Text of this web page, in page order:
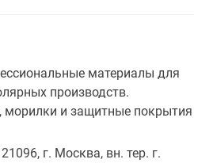
материалы для
производств.
морилки и защитные покрытия
г. Москва, вн. тер. г.